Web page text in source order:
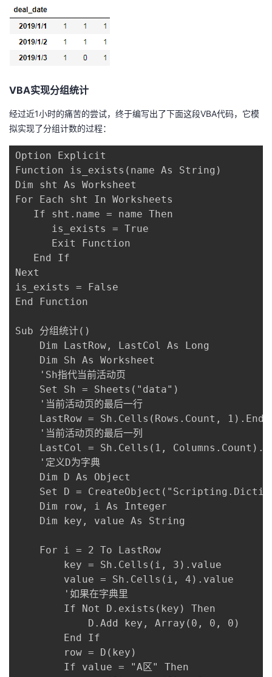
VBA实现分组统计
经过近1小时的痛苦的尝试，终于编写出了下面这段VBA代码，它模
拟实现了分组计数的过程：
Option Explicit
Function is_exists(name As String)
Dim sht As Worksheet
For Each sht In Worksheets
   If sht.name = name Then
      is_exists = True
      Exit Function
   End If
Next
is_exists = False
End Function
Sub 分组统计()
    Dim LastRow, LastCol As Long
    Dim Sh As Worksheet
    'Sh指代当前活动页
    Set Sh = Sheets("data")
    '当前活动页的最后一行
LastRow = Sh.Cells(Rows.Count,
    '当前活动页的最后一列
LastCol = Sh.Cells(1,
    '定义D为字典
    Dim D As Object
Set D =
    Dim row, i As Integer
    Dim key, value As String
    For i = 2 To LastRow
        key = Sh.Cells(i, 3).value
        value = Sh.Cells(i, 4).value
        '如果在字典里
        If Not D.exists(key) Then
            D.Add key, Array(0, 0, 0)
        End If
        row = D(key)
        If value = "A区" Then